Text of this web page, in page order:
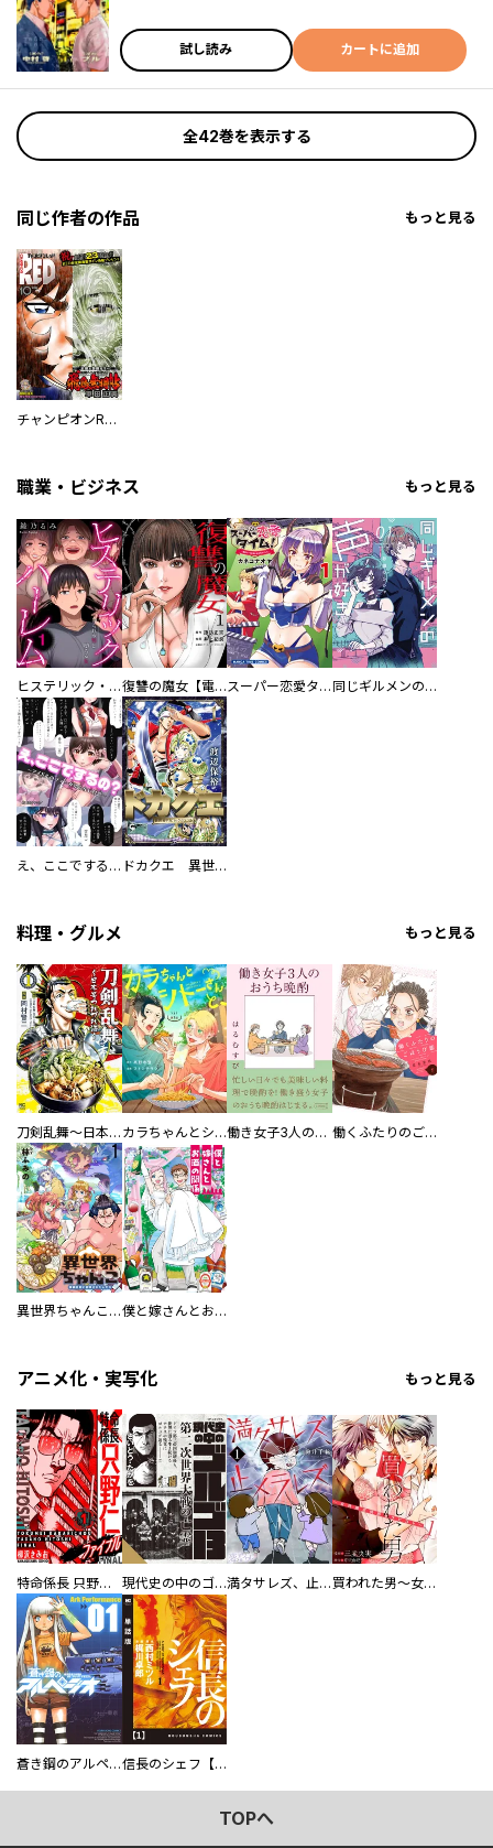
試し読み カートに追加
全42巻を表示する
同じ作者の作品 もっと見る
チャンピオンRED
職業・ビジネス もっと見る
ヒステリック・ハーレム～搾られる男と堕ちる女～【電子単行本版】 復讐の魔女【電子単行本版】 スーパー恋愛タイム！～現場でドＳな彼女は自宅でデレる～ 同じギルメンの声が好き
え、ここでするの？ アイドルのファンが知らない日常 ドカクエ 異世界ドカコッククエスト
料理・グルメ もっと見る
刀剣乱舞～日本号つれづれ酒～ カラちゃんとシトーさんと、 【分冊版】 働き女子3人のおうち晩酌 働くふたりのごほうび飯
異世界ちゃんこ～横綱目前に召喚されたんだが～ 【連載版】 僕と嫁さんとお酒の関係
アニメ化・実写化 もっと見る
特命係長 只野仁ファイナル 愛蔵版 現代史の中のゴルゴ13 満タサレズ、止メラレズ 買われた男～女性限定快感セラピスト～【描き下ろしおまけ付き特装版】
蒼き鋼のアルペジオ 信長のシェフ【単話版】
TOPへ